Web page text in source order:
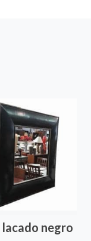
lacado negro